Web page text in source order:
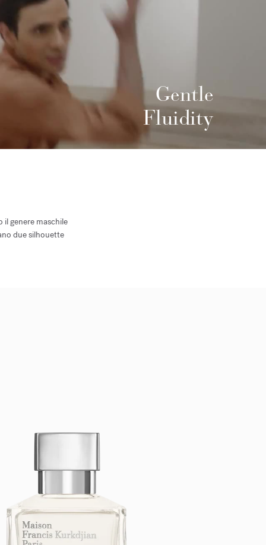
Gentle
Fluidity
genere maschile
due silhouette